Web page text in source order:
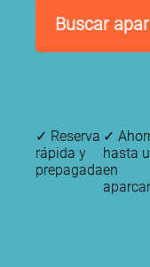
Buscar
✓ Reserva
rápida y
prepagada
✓
hasta
en